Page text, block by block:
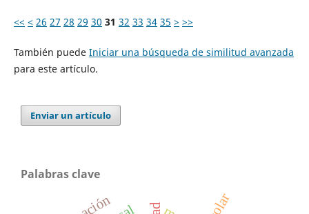
<< < 26 27 28 29 30 31 32 33 34 35 > >>
También puede Iniciar una búsqueda de similitud avanzada
para este artículo.
Enviar un artículo
Palabras clave